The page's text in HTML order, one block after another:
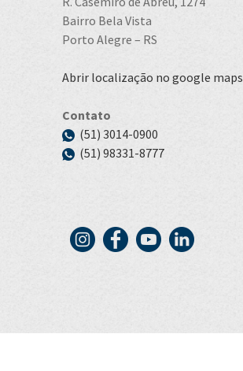
Bairro Bela Vista
Porto Alegre – RS
Abrir localização no google maps
Contato
(51) 3014-0900
(51)98331-8777